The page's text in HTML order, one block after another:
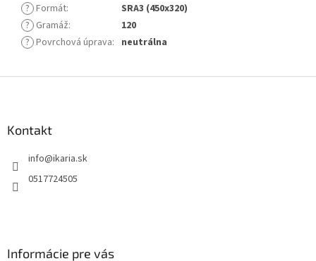
? Formát:
SRA3 (450x320)
? Gramáž:
120
? Povrchová úprava: neutrálna
Kontakt
info@ikaria.sk
0517724505
Informácie pre vás